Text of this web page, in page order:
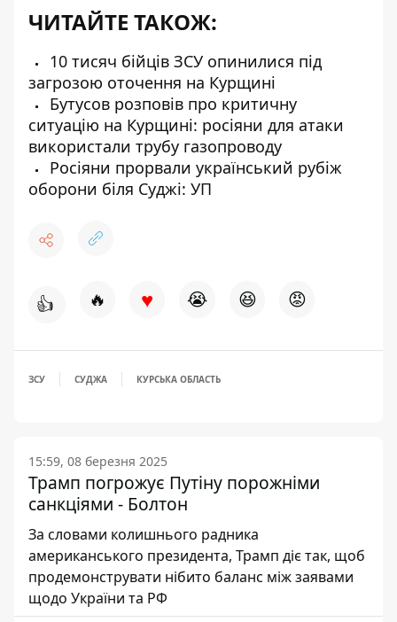
ЧИТАЙТЕ ТАКОЖ:
10 тисяч бійців ЗСУ опинилися під
загрозою оточення на Курщині
Бутусов розповів про критичну
ситуацію на Курщині: росіяни для атаки
використали трубу газопроводу
Росіяни прорвали український рубіж
оборони біля Суджі: УП
👍 🔥 ♥ 😭 😆 😡
ЗСУ СУДЖА КУРСЬКА ОБЛАСТЬ
15:59, 08 березня 2025
Трамп погрожує Путіну порожніми
санкціями - Болтон
За словами колишнього радника
американського президента, Трамп діє так, щоб
продемонструвати нібито баланс між заявами
щодо України та РФ